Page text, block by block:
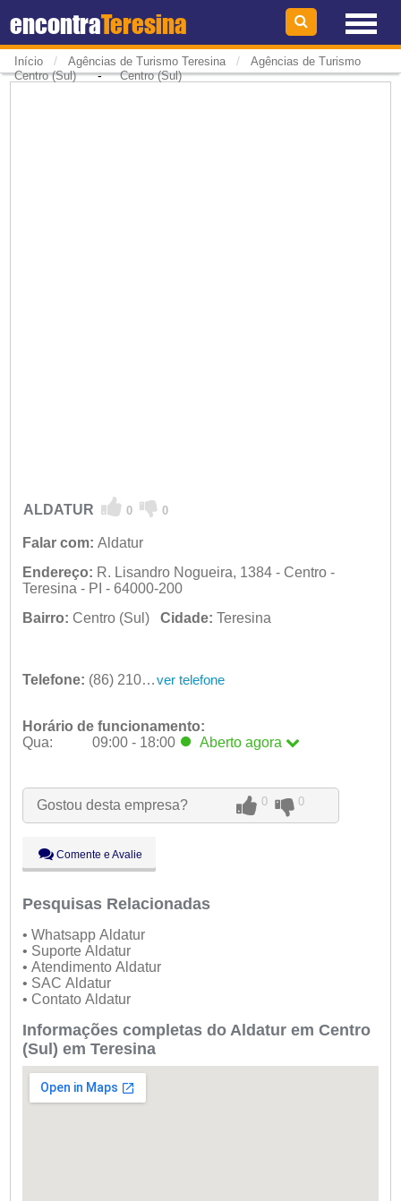
encontraTeresina
Início / Agências de Turismo Teresina / Agências de Turismo
Centro (Sul)-Centro (Sul)
ALDATUR 0 0
Falar com: Aldatur
Endereço: R. Lisandro Nogueira, 1384 - Centro -
Teresina - PI - 64000-200
Bairro: Centro (Sul) Cidade: Teresina
Telefone: (86) 2106-3900 ver telefone
Horário de funcionamento:
Qua:
09:00 - 18:00 Aberto agora
Qua:
09:00 - 18:00 Aberto
agora
Qui:
09:00 - 18:00
Sáb:
Dom:
Fechado
Gostou desta empresa? 0 0
Comente e Avalie
Pesquisas Relacionadas
• Whatsapp Aldatur
• Suporte Aldatur
• Atendimento Aldatur
• SAC Aldatur
• Contato Aldatur
Informações completas do Aldatur em Centro
(Sul) em Teresina